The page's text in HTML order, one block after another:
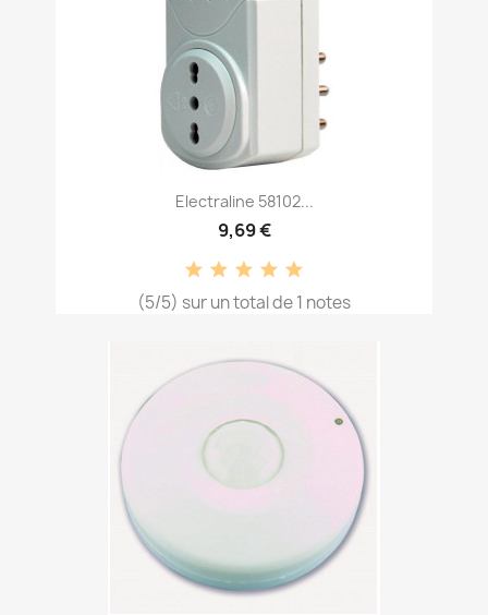
Electraline 58102...
9,69 €
(5/5) sur un total de 1 notes